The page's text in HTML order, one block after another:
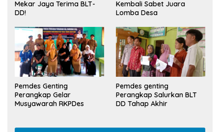
Mekar Jaya Terima BLT-
DD!
Kembali Sabet Juara
Lomba Desa
Pemdes Genting
Perangkap Gelar
Musyawarah RKPDes
Pemdes genting
Perangkap Salurkan BLT
DD Tahap Akhir